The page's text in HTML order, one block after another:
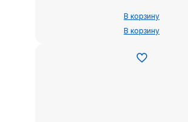
В корзину
В корзину